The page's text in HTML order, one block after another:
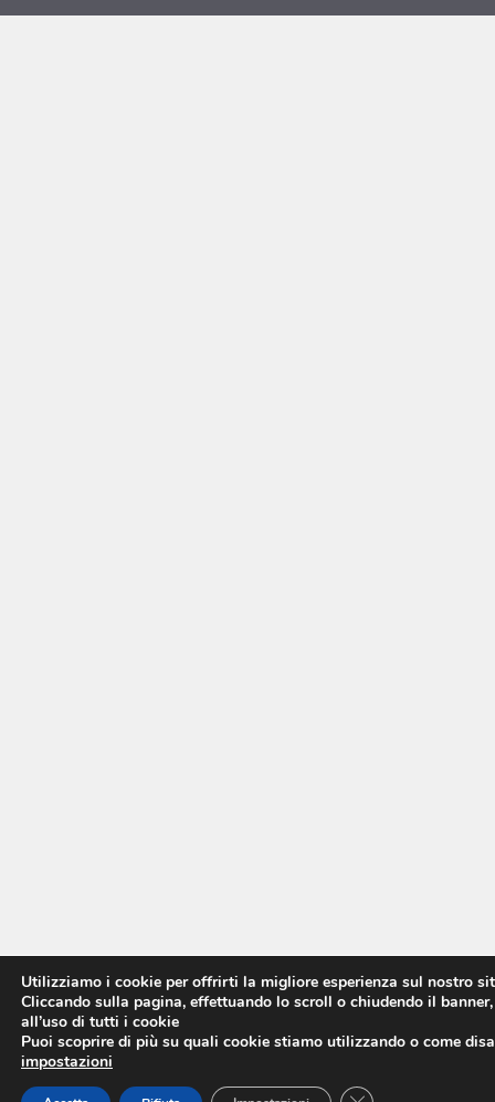
Utilizziamo i cookie per offrirti la migliore esperienza sul nostro
Cliccando sulla pagina, effettuando lo scroll o chiudendo il
all’uso di tutti i cookie
Puoi scoprire di più su quali cookie stiamo utilizzando o come
impostazioni